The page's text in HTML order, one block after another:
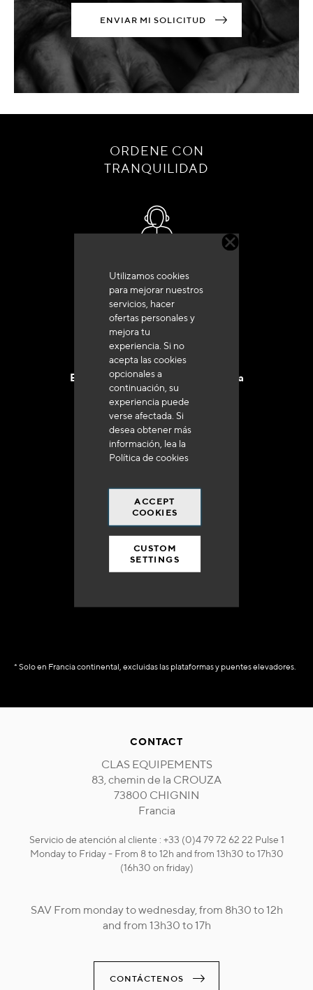
Utilizamos cookies
para mejorar nuestros
servicios, hacer
ofertas personales y
mejora tu
experiencia. Si no
acepta las cookies
opcionales a
continuación, su
experiencia puede
verse afectada. Si
desea obtener más
información, lea la
Política de cookies
ACCEPT
COOKIES
CUSTOM
SETTINGS
ENVIAR MI SOLICITUD
ORDENE CON
TRANQUILIDAD
+33 (0)4 79 72 62 22 Pulse 1
Entrega en 48 a 72 horas en Francia
a 250 euros*
* Solo en Francia continental, excluidas las plataformas y puentes elevadores.
CONTACT
CLAS EQUIPEMENTS
83, chemin de la CROUZA
73800 CHIGNIN
Francia
Servicio de atención al cliente : +33 (0)4 79 72 62 22 Pulse 1
Monday to Friday - From 8 to 12h and from 13h30 to 17h30
(16h30 on friday)
SAV From monday to wednesday, from 8h30 to 12h
and from 13h30 to 17h
CONTÁCTENOS